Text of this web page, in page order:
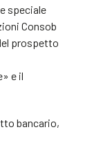
speciale
Consob
prospetto
e il
bancario,